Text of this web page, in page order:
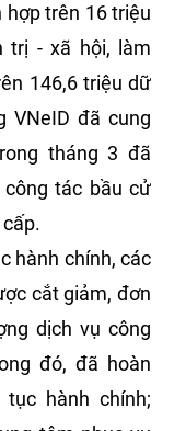
hợp trên 16 triệu
trị - xã hội, làm
146,6 triệu dữ
VNeID đã cung
tháng 3 đã
tác bầu cử
hành chính, các
cắt giảm, đơn
dịch vụ công
đó, đã hoàn
hành chính;